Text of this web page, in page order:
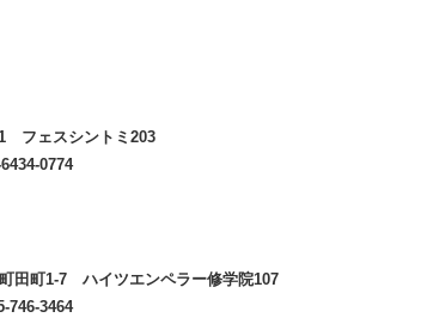
フェスシントミ203
0774
田町1-7 ハイツエンペラー修学院107
746-3464